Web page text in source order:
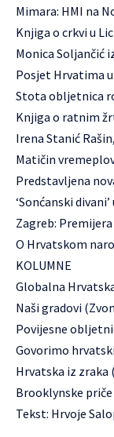
Mimara: HMI na
Knjiga o crkvi u
Monica Soljančić
Posjet Hrvatima
Stota obljetnica
Knjiga o ratnim
Irena Stanić
Matičin
Predstavljena
‘Sonćanski divani’
Zagreb: Premijera
O Hrvatskom
KOLUMNE
Globalna
Naši gradovi
Povijesne
Govorimo
Hrvatska iz zraka
Brooklynske priče
Tekst: Hrvoje